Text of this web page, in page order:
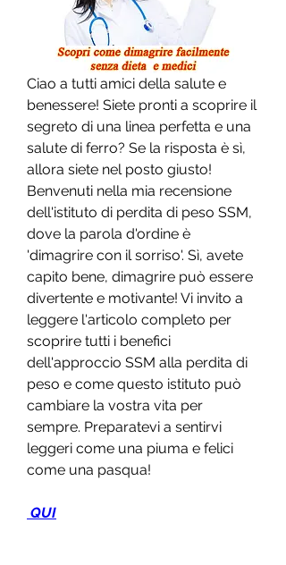
Ciao a tutti amici della salute e
benessere! Siete pronti a scoprire il
segreto di una linea perfetta e una
salute di ferro? Se la risposta è sì,
allora siete nel posto giusto!
Benvenuti nella mia recensione
dell'istituto di perdita di peso SSM,
dove la parola d'ordine è
'dimagrire con il sorriso'. Sì, avete
capito bene, dimagrire può essere
divertente e motivante! Vi invito a
leggere l'articolo completo per
scoprire tutti i benefici
dell'approccio SSM alla perdita di
peso e come questo istituto può
cambiare la vostra vita per
sempre. Preparatevi a sentirvi
leggeri come una piuma e felici
come una pasqua!
QUI